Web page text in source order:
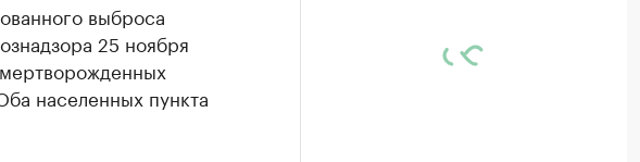
выброса
25 ноября
населенных пункта